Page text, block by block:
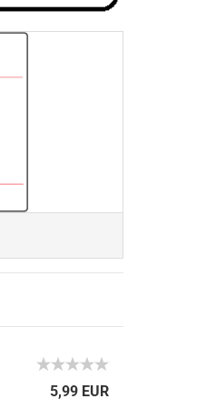
5,99 EUR